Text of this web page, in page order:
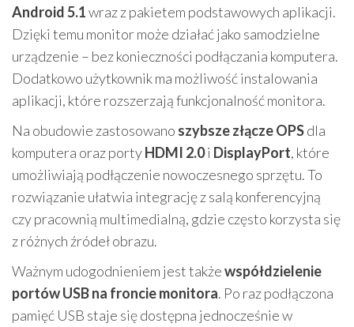
Android 5.1wraz z pakietem podstawowych aplikacji.
Dzięki temu monitor może działać jako samodzielne
urządzenie – bez konieczności podłączania komputera.
Dodatkowo użytkownik ma możliwość instalowania
aplikacji, które rozszerzają funkcjonalność monitora.
Na obudowie zastosowano szybsze złącze OPSdla
komputera oraz portyHDMI 2.0i DisplayPort, które
umożliwiają podłączenie nowoczesnego sprzętu. To
rozwiązanie ułatwia integrację z salą konferencyjną
czy pracownią multimedialną, gdzie często korzysta się
z różnych źródeł obrazu.
Ważnym udogodnieniem jest takżewspółdzielenie
portów USB na froncie monitora. Po raz podłączona
pamięć USB staje się dostępna jednocześnie w